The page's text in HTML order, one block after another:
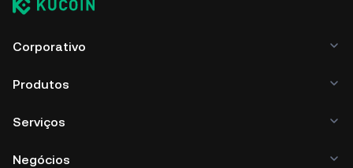
Corporativo
Produtos
Serviços
Negócios